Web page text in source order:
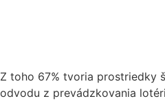
Z toho 67% tvoria prostriedky
odvodu z prevádzkovania